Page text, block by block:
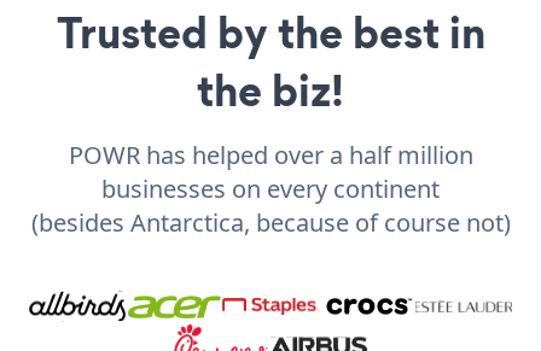
Trusted by the best in
the biz!
POWR has helped over a half million
businesses on every continent
(besides Antarctica, because of course not)